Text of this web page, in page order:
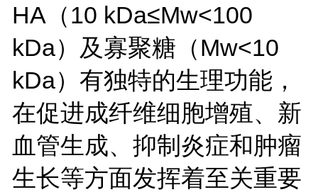
HA（10 kDa≤Mw<100
kDa）及寡聚糖（Mw<10
kDa）有独特的生理功能，
在促进成纤维细胞增殖、新
血管生成、抑制炎症和肿瘤
生长等方面发挥着至关重要